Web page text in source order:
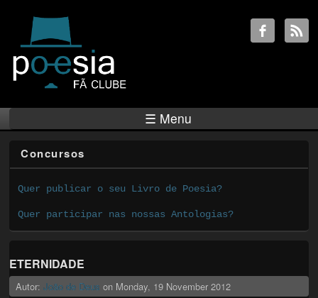
☰ Menu
Concursos
Quer publicar o seu Livro de Poesia?
Quer participar nas nossas Antologias?
ETERNIDADE
Autor:João de Deus on Monday, 19 November 2012